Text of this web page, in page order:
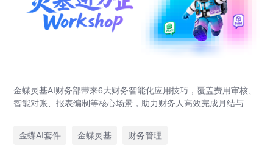
金蝶灵基AI财务部带来6大财务智能化应用技巧，覆盖费用审核、
智能对账、报表编制等核心场景，助力财务人高效完成月结与业
金蝶AI套件
金蝶灵基 财务管理